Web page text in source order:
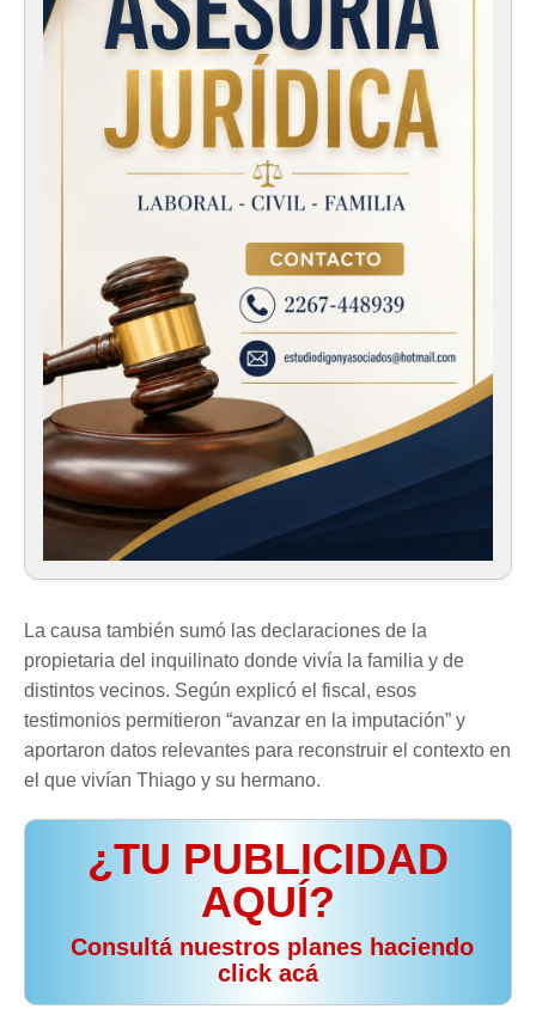
La causa también sumó las declaraciones de la
propietaria del inquilinato donde vivía la familia y de
distintos vecinos. Según explicó el fiscal, esos
testimonios permitieron “avanzar en la imputación” y
aportaron datos relevantes para reconstruir el contexto en
el que vivían Thiago y su hermano.
¿TU PUBLICIDAD
AQUÍ?
️ Consultá nuestros planes haciendo
click acá